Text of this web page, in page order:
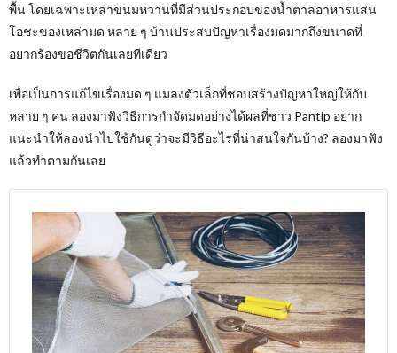
พื้น โดยเฉพาะเหล่าขนมหวานที่มีส่วนประกอบของน้ำตาลอาหารแสน
โอชะของเหล่ามด หลาย ๆ บ้านประสบปัญหาเรื่องมดมากถึงขนาดที่
อยากร้องขอชีวิตกันเลยทีเดียว
เพื่อเป็นการแก้ไขเรื่องมด ๆ แมลงตัวเล็กที่ชอบสร้างปัญหาใหญ่ให้กับ
หลาย ๆ คน ลองมาฟังวิธีการกำจัดมดอย่างได้ผลที่ชาว Pantip อยาก
แนะนำให้ลองนำไปใช้กันดูว่าจะมีวิธีอะไรที่น่าสนใจกันบ้าง? ลองมาฟัง
แล้วทำตามกันเลย